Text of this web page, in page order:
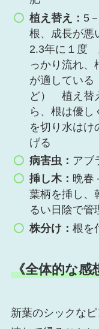
植え替え： 5
根、成長が悪
2.3年に１度
っかり流れ、
が適している
ど） 植え替
ら、根は優し
を切り水はけ
げる
病害虫： ア
挿し木： 晩春
葉柄を挿し、
るい日陰で管
株分け：根を
《全体的な感
新葉のシックな